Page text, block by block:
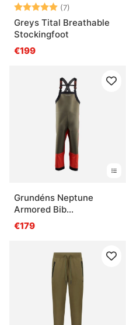
Arvio: (7)
5.0 5:sta
Greys Tital Breathable
Stockingfoot
€199
Grundéns Neptune
Armored Bib
Orange/Olive
€179